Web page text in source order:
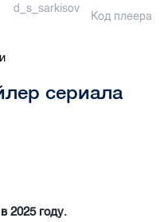
d_s_sarkisov
Код плеера
сериала
2025 году.